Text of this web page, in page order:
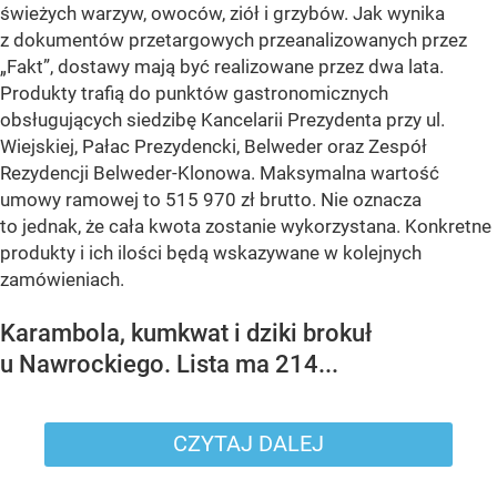
świeżych warzyw, owoców, ziół i grzybów. Jak wynika
z dokumentów przetargowych przeanalizowanych przez
„Fakt”, dostawy mają być realizowane przez dwa lata.
Produkty trafią do punktów gastronomicznych
obsługujących siedzibę Kancelarii Prezydenta przy ul.
Wiejskiej, Pałac Prezydencki, Belweder oraz Zespół
Rezydencji Belweder-Klonowa. Maksymalna wartość
umowy ramowej to 515 970 zł brutto. Nie oznacza
to jednak, że cała kwota zostanie wykorzystana. Konkretne
produkty i ich ilości będą wskazywane w kolejnych
zamówieniach.
Karambola, kumkwat i dziki brokuł
u Nawrockiego. Lista ma 214...
CZYTAJ DALEJ